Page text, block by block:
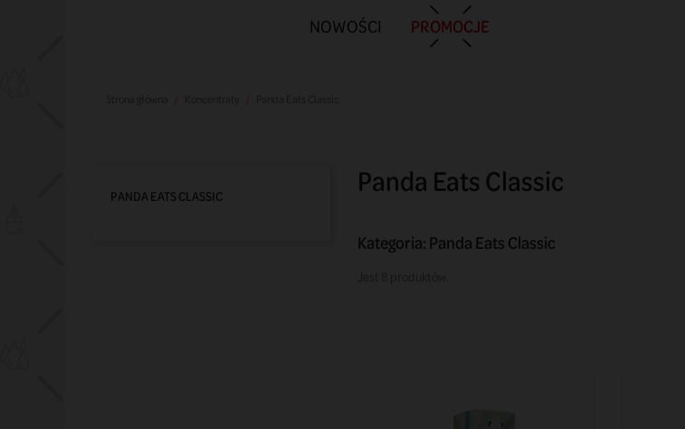
NOWOŚCI PROMOCJE
PANDA EATS CLASSIC Panda Eats Classic
Kategoria: Panda Eats Classic